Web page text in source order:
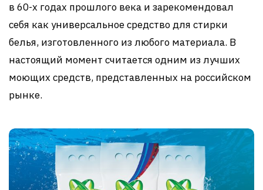
в 60-х годах прошлого века и зарекомендовал
себя как универсальное средство для стирки
белья, изготовленного из любого материала. В
настоящий момент считается одним из лучших
моющих средств, представленных на российском
рынке.